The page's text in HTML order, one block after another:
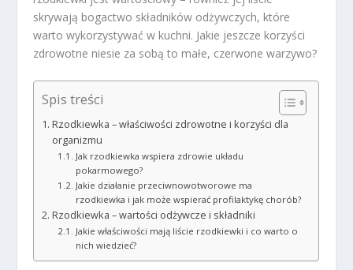
skrywają bogactwo składników odżywczych, które
warto wykorzystywać w kuchni. Jakie jeszcze korzyści
zdrowotne niesie za sobą to małe, czerwone warzywo?
Spis treści
Rzodkiewka – właściwości zdrowotne i korzyści dla
organizmu
Jak rzodkiewka wspiera zdrowie układu
pokarmowego?
Jakie działanie przeciwnowotworowe ma
rzodkiewka i jak może wspierać profilaktykę chorób?
Rzodkiewka – wartości odżywcze i składniki
Jakie właściwości mają liście rzodkiewki i co warto o
nich wiedzieć?